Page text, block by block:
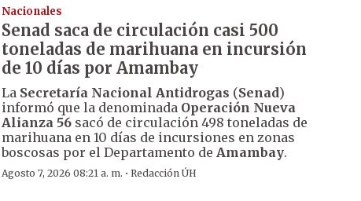
Nacionales
Senad saca de circulación casi 500
toneladas de marihuana en incursión
de 10 días por Amambay
La Secretaría Nacional Antidrogas (Senad)
informó que la denominada Operación Nueva
Alianza 56sacó de circulación 498 toneladas de
marihuana en 10 días de incursiones en zonas
boscosas por el Departamento de Amambay.
Agosto 7, 2026 08:21 a. m. · Redacción ÚH